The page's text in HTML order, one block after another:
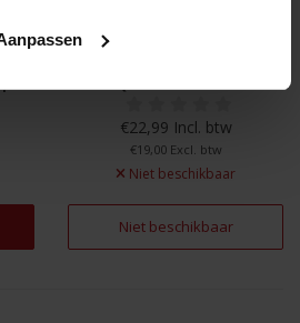
€22,99 Incl. btw
€19,00 Excl. btw
Niet beschikbaar
Niet beschikbaar